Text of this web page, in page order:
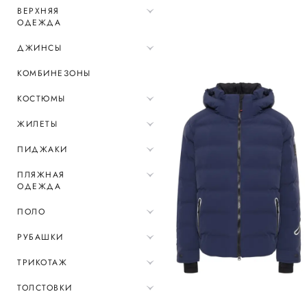
ВЕРХНЯЯ
ОДЕЖДА
ДЖИНСЫ
КОМБИНЕЗОНЫ
КОСТЮМЫ
ЖИЛЕТЫ
ПИДЖАКИ
ПЛЯЖНАЯ
ОДЕЖДА
ПОЛО
РУБАШКИ
ТРИКОТАЖ
ТОЛСТОВКИ